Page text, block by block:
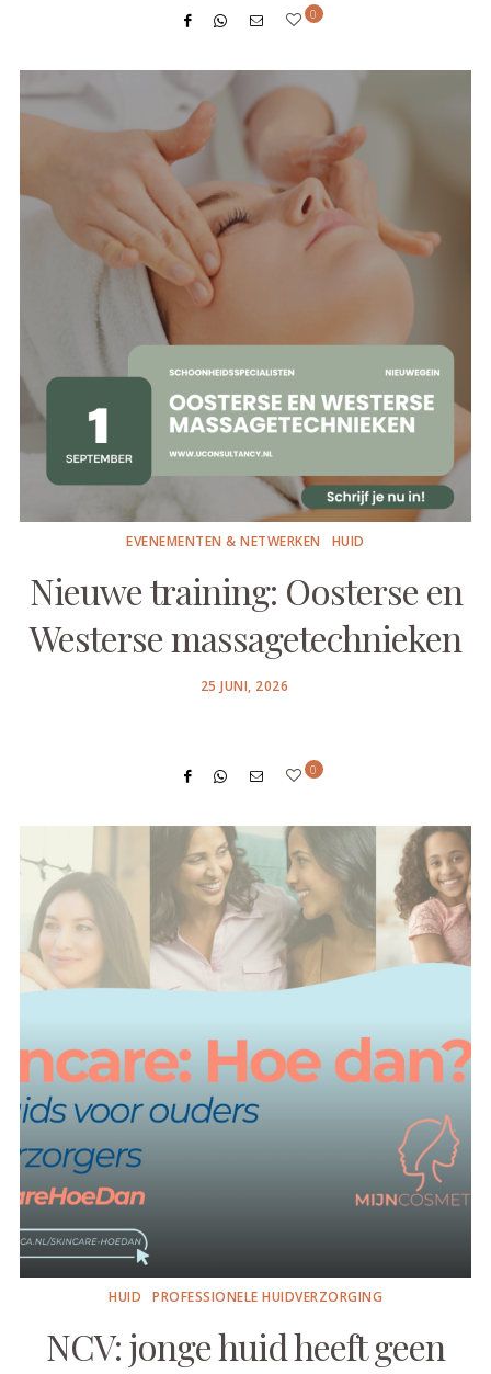
0
EVENEMENTEN & NETWERKEN HUID
Nieuwe training: Oosterse en
Westerse massagetechnieken
POSTED
25 JUNI, 2026
0
HUID PROFESSIONELE HUIDVERZORGING
NCV: jonge huid heeft geen